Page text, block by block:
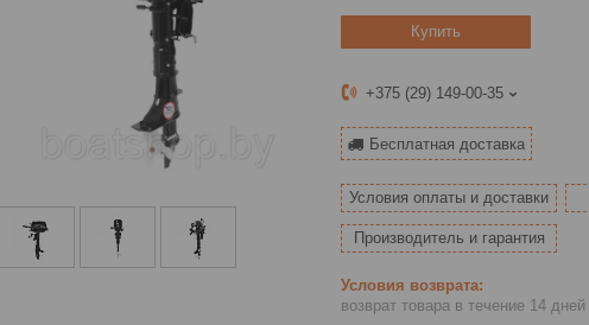
Купить
+375 (29) 149-00-35
Бесплатная доставка
Условия оплаты и доставки
Производитель и гарантия
возврат товара в течение 14 дней